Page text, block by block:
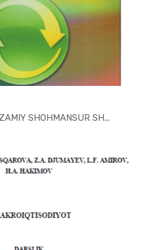
SHOHMANSUR SH...
Makroiq...